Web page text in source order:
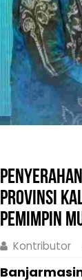
Provinsi
Pemimpin
Kontributor